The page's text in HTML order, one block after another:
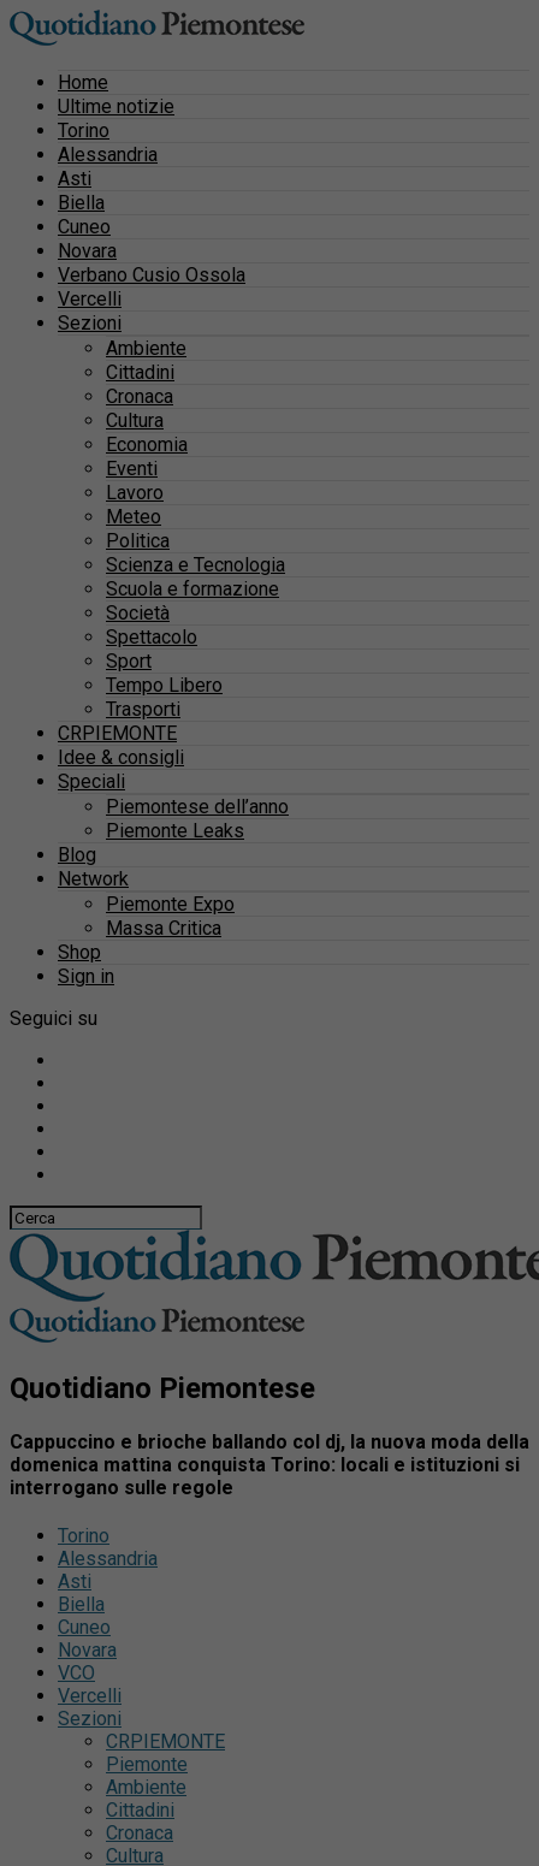
Home
Ultime notizie
Torino
Alessandria
Asti
Biella
Cuneo
Novara
Verbano Cusio Ossola
Vercelli
Sezioni
Ambiente
Cittadini
Cronaca
Cultura
Economia
Eventi
Lavoro
Meteo
Politica
Scienza e Tecnologia
Scuola e formazione
Società
Spettacolo
Sport
Tempo Libero
Trasporti
CRPIEMONTE
Idee & consigli
Speciali
Piemontese dell’anno
Piemonte Leaks
Blog
Network
Piemonte Expo
Massa Critica
Shop
Sign in
Seguici su
Quotidiano Piemontese
Cappuccino e brioche ballando col dj, la nuova moda della
domenica mattina conquista Torino: locali e istituzioni si
interrogano sulle regole
Torino
Alessandria
Asti
Biella
Cuneo
Novara
VCO
Vercelli
Sezioni
CRPIEMONTE
Piemonte
Ambiente
Cittadini
Cronaca
Cultura